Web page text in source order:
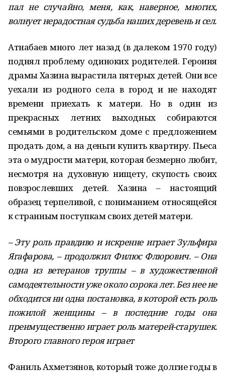
пал не случайно, меня, как, наверное, многих,
волнует нерадостная судьба наших деревень и сел.
Атнабаев много лет назад (в далеком 1970 году)
поднял проблему одиноких родителей. Героиня
драмы Хазина вырастила пятерых детей. Они все
уехали из родного села в город и не находят
времени приехать к матери. Но в один из
прекрасных летних выходных собираются
семьями в родительском доме с предложением
продать дом, а на деньги купить квартиру. Пьеса
эта о мудрости матери, которая безмерно любит,
несмотря на духовную нищету, скупость своих
повзрослевших детей. Хазина – настоящий
образец терпеливой, с пониманием относящейся
к странным поступкам своих детей матери.
– Эту роль правдиво и искренне играет Зульфира
Ягафарова, – продолжил Филюс Флюрович. – Она
одна из ветеранов труппы – в художественной
самодеятельности уже около сорока лет. Без нее не
обходится ни одна постановка, в которой есть роль
пожилой женщины – в последние годы она
преимущественно играет роль матерей-старушек.
Второго главного героя играет
Фаниль Ахметзянов, который тоже долгие годы в